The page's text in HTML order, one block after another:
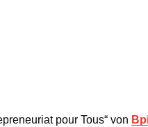
pour Tous“ von